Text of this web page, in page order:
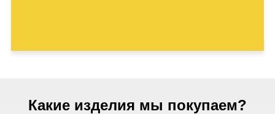
Какие изделия мы покупаем?